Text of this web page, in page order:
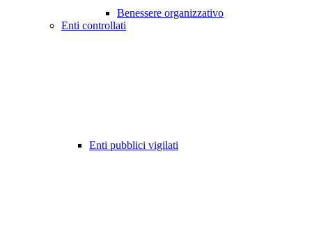
Benessere organizzativo
Enti controllati
Enti pubblici vigilati